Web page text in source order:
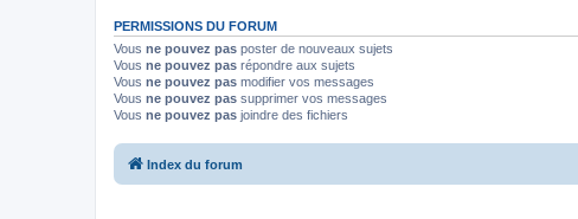
PERMISSIONS DU FORUM
Vous ne pouvez pas poster de nouveaux sujets
Vous ne pouvez pas répondre aux sujets
Vous ne pouvez pas modifier vos messages
Vous ne pouvez pas supprimer vos messages
Vous ne pouvez pas joindre des fichiers
Index du forum